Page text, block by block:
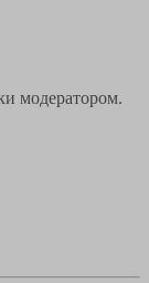
модератором.